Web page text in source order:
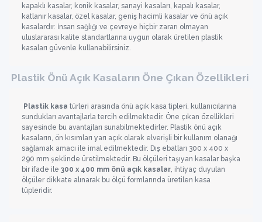
kapaklı kasalar, konik kasalar, sanayi kasaları, kapalı kasalar,
katlanır kasalar, özel kasalar, geniş hacimli kasalar ve önü açık
kasalardır. İnsan sağlığı ve çevreye hiçbir zararı olmayan
uluslararası kalite standartlarına uygun olarak üretilen plastik
kasaları güvenle kullanabilirsiniz.
Plastik Önü Açık Kasaların Öne Çıkan Özellikleri
Plastik kasa türleri arasında önü açık kasa tipleri, kullanıcılarına
sundukları avantajlarla tercih edilmektedir. Öne çıkan özellikleri
sayesinde bu avantajları sunabilmektedirler. Plastik önü açık
kasaların, ön kısımları yarı açık olarak elverişli bir kullanım olanağı
sağlamak amacı ile imal edilmektedir. Dış ebatları 300 x 400 x
290 mm şeklinde üretilmektedir. Bu ölçüleri taşıyan kasalar başka
bir ifade ile 300 x 400 mm önü açık kasalar , ihtiyaç duyulan
ölçüler dikkate alınarak bu ölçü formlarında üretilen kasa
tüpleridir.